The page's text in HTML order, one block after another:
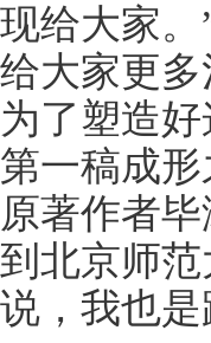
现给大家
给大家更
为了塑造
第一稿成
原著作者
到北京师
说，我也